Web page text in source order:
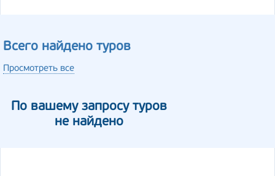
Всего найдено туров
Просмотреть все
По вашему запросу туров
не найдено